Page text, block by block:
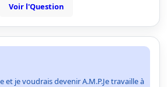
Voir l'Question
et je voudrais devenir A.M.P.Je travaille à